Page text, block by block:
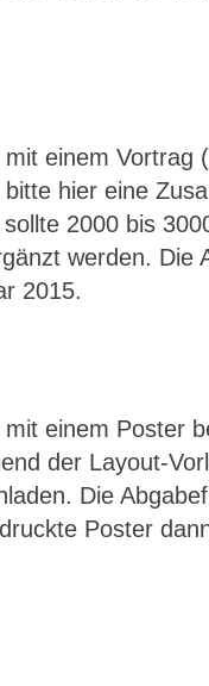
einem Vortrag
hier eine
2000 bis
werden. Die
2015.
einem Poster
der Layout-
Die
Poster